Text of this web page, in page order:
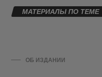
МАТЕРИАЛЫ ПО ТЕМЕ
ОБ ИЗДАНИИ